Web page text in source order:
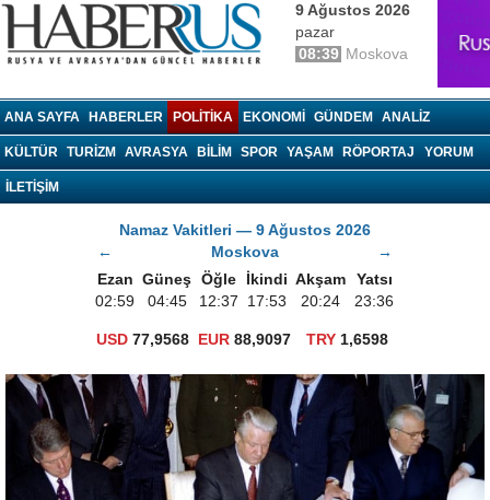
9 Ağustos 2026
pazar
08:39 Moskova
ANA SAYFA HABERLER POLITIKA EKONOMI GÜNDEM ANALIZ
KÜLTÜR TURIZM AVRASYA BILIM SPOR YAŞAM RÖPORTAJ YORUM
İLETİŞİM
Namaz Vakitleri — 9 Ağustos 2026
←
Moskova
→
Ezan Güneş Öğle İkindi Akşam
Yatsı
02:59
04:45 12:37 17:53 20:24 23:36
USD 77,9568 EUR 88,9097 TRY1,6598